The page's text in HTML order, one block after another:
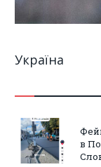
Україна
в